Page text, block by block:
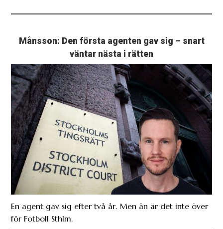
Månsson: Den första agenten gav sig – snart
väntar nästa i rätten
En agent gav sig efter två år. Men än är det inte över
för Fotboll Sthlm.